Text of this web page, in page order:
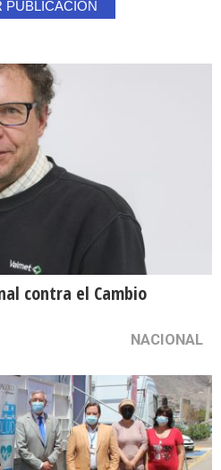
PUBLICACION
contra el Cambio
NACIONAL